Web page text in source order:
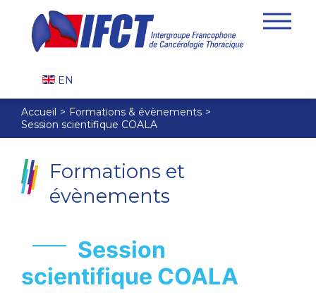
EN
Accueil
Formations & évènements
Session scientifique COALA
Formations et
évènements
Session
scientifique COALA